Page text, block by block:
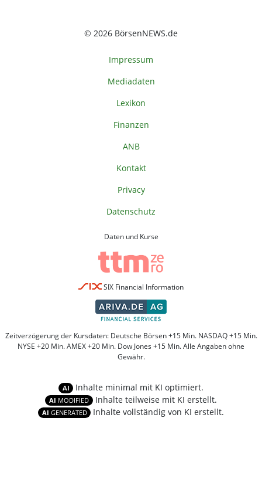
© 2026 BörsenNEWS.de
Impressum
Mediadaten
Lexikon
Finanzen
ANB
Kontakt
Privacy
Datenschutz
Daten und Kurse
SIX Financial Information
Zeitverzögerung der Kursdaten: Deutsche Börsen +15 Min. NASDAQ +15 Min.
NYSE +20 Min. AMEX +20 Min. Dow Jones +15 Min. Alle Angaben ohne
Gewähr.
AI Inhalte minimal mit KI optimiert.
AI MODIFIED Inhalte teilweise mit KI erstellt.
AI GENERATED Inhalte vollständig von KI erstellt.